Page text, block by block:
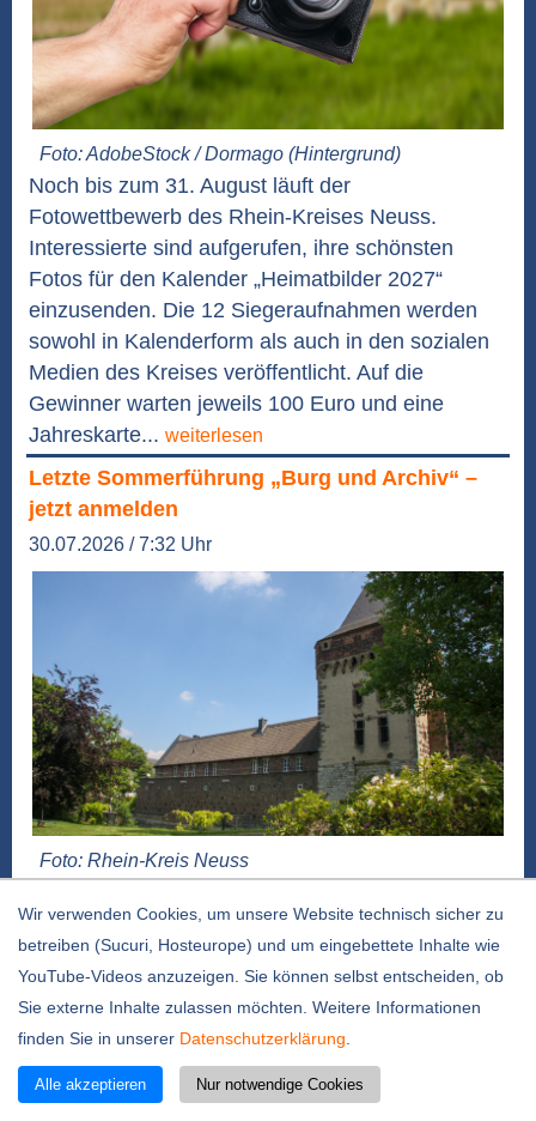
Wir verwenden Cookies, um unsere Website technisch sicher zu
betreiben (Sucuri, Hosteurope) und um eingebettete Inhalte wie
YouTube-Videos anzuzeigen. Sie können selbst entscheiden, ob
Sie externe Inhalte zulassen möchten. Weitere Informationen
finden Sie in unserer Datenschutzerklärung
Alle akzeptieren Nur notwendige Cookies
Foto: AdobeStock / Dormago (Hintergrund)
Noch bis zum 31. August läuft der
Fotowettbewerb des Rhein-Kreises Neuss.
Interessierte sind aufgerufen, ihre schönsten
Fotos für den Kalender „Heimatbilder 2027“
einzusenden. Die 12 Siegeraufnahmen werden
sowohl in Kalenderform als auch in den sozialen
Medien des Kreises veröffentlicht. Auf die
Gewinner warten jeweils 100 Euro und eine
Jahreskarte... weiterlesen
Letzte Sommerführung „Burg und Archiv“ –
jetzt anmelden
30.07.2026 / 7:32 Uhr
Foto: Rhein-Kreis Neuss
Rhein-Kreis Neuss um 15 Uhr letztmalig in
diesem Jahr sein beliebtes
Sommerführungsprogramm „Burg und Archiv“ an.
Die Geschichte der Burganlage mit einer
Innenbesichtigung des ansonsten nicht
zugänglichen Torturms steht ebenso auf dem
Programm wie der Besuch des Archivs inklusive